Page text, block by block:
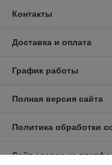
Контакты
Доставка и оплата
График работы
Полная версия сайта
Политика обработки
Сайт создан на